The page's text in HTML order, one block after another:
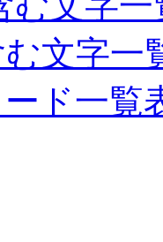
文字一
ド一覧